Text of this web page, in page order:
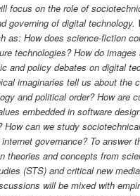
focus on the role of
governing of digital technology.
as: How does science-fiction
technologies? How do images
and policy debates on digital
imaginaries tell us about the
and political order? How are
embedded in software
How can we study
governance? To answer
theories and concepts from
(STS) and critical new
will be mixed with